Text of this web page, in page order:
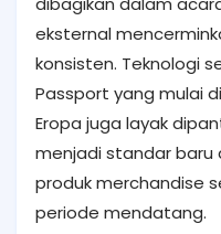
eksternal
konsisten. Teknologi
Passport yang mulai
Eropa juga layak
menjadi standar baru
produk merchandise
periode mendatang.